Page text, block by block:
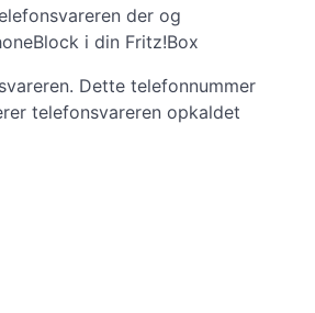
der og
i din Fritz!Box
Dette telefonnummer
telefonsvareren opkaldet